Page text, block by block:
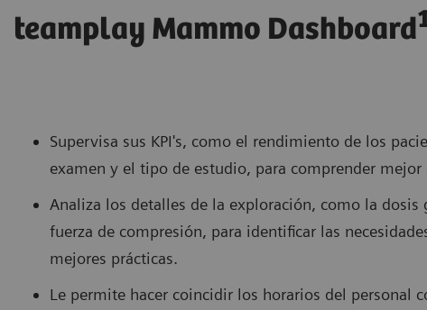
teamplay Mammo Dashboard
Supervisa sus KPI's, como el rendimiento de los
examen y el tipo de estudio, para comprender
Analiza los detalles de la exploración, como la dosis
fuerza de compresión, para identificar las
mejores prácticas.
Le permite hacer coincidir los horarios del personal